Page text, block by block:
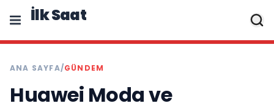
İlk Saat
ANA SAYFA/GÜNDEM
Huawei Moda ve